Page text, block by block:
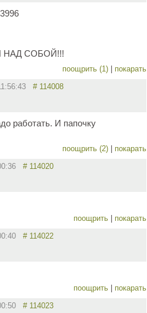
НАД СОБОЙ!!!
поощрить (1) покарать
# 114008
работать. И папочку
поощрить (2) покарать
# 114020
поощрить покарать
# 114022
поощрить покарать
# 114023